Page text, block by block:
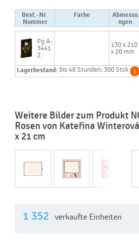
Best.-Nr.
Nummer
Farbe
Abmessu
ngen
Pg A-
3441
2
130 x 210
x 20 mm
Lagerbestand: bis 48 Stunden: 300 Stck
Weitere Bilder zum Produkt
Rosen von Kateřina
x 21 cm
1 352 verkaufte Einheiten